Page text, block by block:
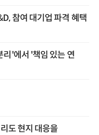
참여 대기업 파격 혜택
리'에서 '책임 있는 연
도 현지 대응을